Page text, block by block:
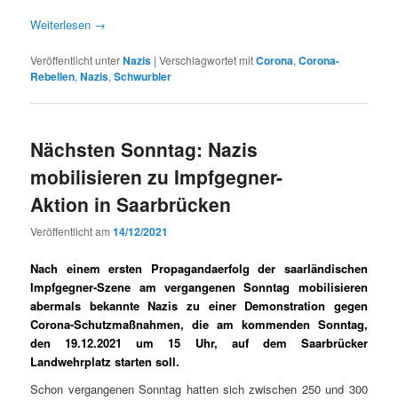
Weit­er­lesen →
Veröffentlicht unterNazis |Verschlagwortet mitCorona,Corona-
Rebellen,Nazis,Schwurbler
Nächsten Sonntag: Nazis
mobilisieren zu Impfgegner-
Aktion in Saarbrücken
Veröffentlicht am14/12/2021
Nach einem ersten Propagandaerfolg der saarländischen
Impfgegner-Szene am vergangenen Sonntag mobilisieren
abermals bekannte Nazis zu einer Demonstration gegen
Corona-Schutzmaßnahmen, die am kommenden Sonntag,
den 19.12.2021 um 15 Uhr, auf dem Saarbrücker
Landwehrplatz starten soll.
Schon ver­gan­genen Son­ntag hat­ten sich zwis­chen 250 und 300